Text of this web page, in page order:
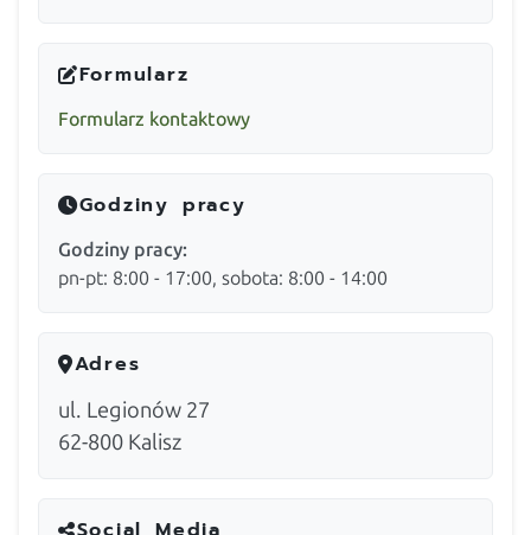
Formularz
Formularz kontaktowy
Godziny pracy
Godziny pracy:
pn-pt: 8:00 - 17:00, sobota: 8:00 - 14:00
Adres
ul. Legionów 27
62-800 Kalisz